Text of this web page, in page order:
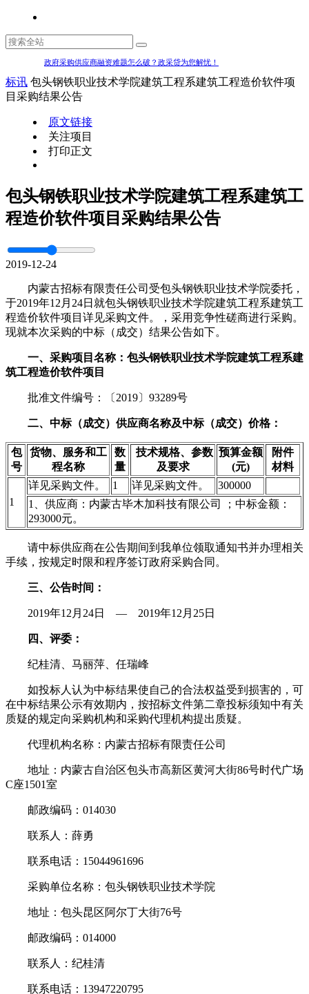
政府采购供应商融资难题怎么破？政采贷为您解忧！
标讯 包头钢铁职业技术学院建筑工程系建筑工程造价软件项
目采购结果公告
原文链接
关注项目
打印正文
包头钢铁职业技术学院建筑工程系建筑工
程造价软件项目采购结果公告
2019-12-24
内蒙古招标有限责任公司受包头钢铁职业技术学院委托，
于2019年12月24日就包头钢铁职业技术学院建筑工程系建筑工
程造价软件项目详见采购文件。，采用竞争性磋商进行采购。
现就本次采购的中标（成交）结果公告如下。
一、采购项目名称：包头钢铁职业技术学院建筑工程系建
筑工程造价软件项目
批准文件编号：〔2019〕93289号
二、中标（成交）供应商名称及中标（成交）价格：
包
号
货物、服务和工
程名称
数
量
技术规格、参数
及要求
预算金额
(元)
附件
材料
1
详见采购文件。 1 详见采购文件。
300000
1、供应商：内蒙古毕木加科技有限公司 ；中标金额：
293000元。
请中标供应商在公告期间到我单位领取通知书并办理相关
手续，按规定时限和程序签订政府采购合同。
三、公告时间：
2019年12月24日 — 2019年12月25日
四、评委：
纪桂清、马丽萍、任瑞峰
如投标人认为中标结果使自己的合法权益受到损害的，可
在中标结果公示有效期内，按招标文件第二章投标须知中有关
质疑的规定向采购机构和采购代理机构提出质疑。
代理机构名称：内蒙古招标有限责任公司
地址：内蒙古自治区包头市高新区黄河大街86号时代广场
C座1501室
邮政编码：014030
联系人：薛勇
联系电话：15044961696
采购单位名称：包头钢铁职业技术学院
地址：包头昆区阿尔丁大街76号
邮政编码：014000
联系人：纪桂清
联系电话：13947220795